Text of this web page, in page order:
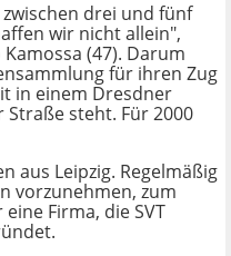
drei und fünf
wir nicht allein",
(47). Darum
für ihren Zug
in einem Dresdner
Straße steht. Für 2000
aus Leipzig. Regelmäßig
vorzunehmen, zum
Firma, die SVT